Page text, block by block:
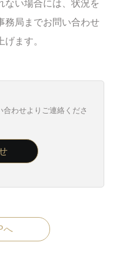
ない場合には、状況を
務局までお問い合わせ
ます。
わせよりご連絡くださ
へ